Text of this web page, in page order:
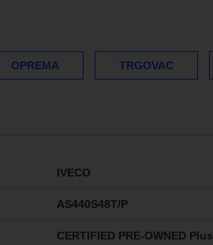
OPREMA TRGOVAC
IVECO
AS440S48T/P
CERTIFIED PRE-OWNED Plus